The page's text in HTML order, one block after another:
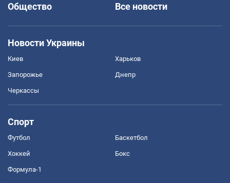
Общество
Все новости
Новости Украины
Киев Харьков
Запорожье Днепр
Черкассы
Спорт
Футбол Баскетбол
Хоккей Бокс
Формула-1